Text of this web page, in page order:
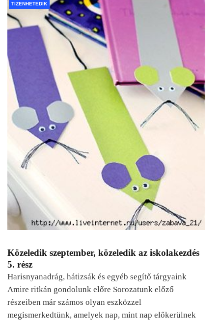
TIZENHETEDIK
Közeledik szeptember, közeledik az iskolakezdés
5. rész
Harisnyanadrág, hátizsák és egyéb segítő tárgyaink
Amire ritkán gondolunk előre Sorozatunk előző
részeiben már számos olyan eszközzel
megismerkedtünk, amelyek nap, mint nap előkerülnek